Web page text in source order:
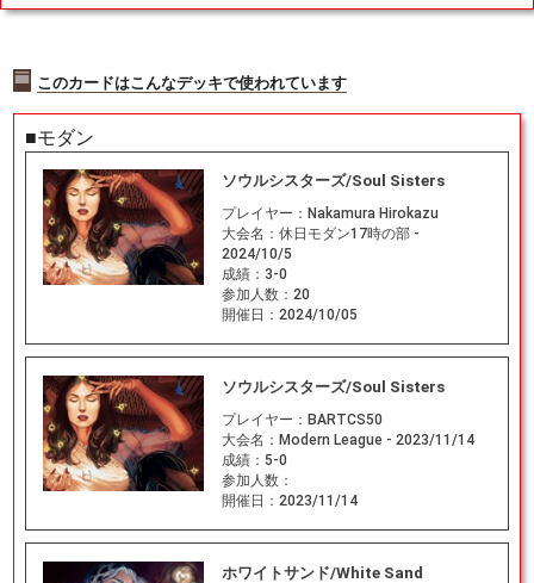
このカードはこんなデッキで使われています
■モダン
ソウルシスターズ/Soul Sisters
プレイヤー： Nakamura Hirokazu
大会名： 休日モダン17時の部 -
2024/10/5
成績： 3-0
参加人数： 20
開催日： 2024/10/05
ソウルシスターズ/Soul Sisters
プレイヤー： BARTCS50
大会名： Modern League - 2023/11/14
成績： 5-0
参加人数：
開催日： 2023/11/14
ホワイトサンド/White Sand